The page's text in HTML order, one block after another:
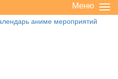
/
Меню